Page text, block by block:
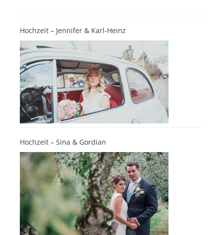
Hochzeit – Jennifer & Karl-Heinz
Hochzeit – Sina & Gordian